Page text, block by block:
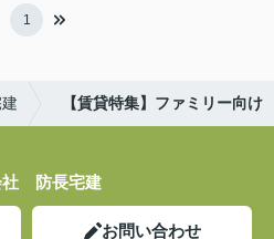
1
【賃貸特集】ファミリー向け
社 防長宅建
お問い合わせ